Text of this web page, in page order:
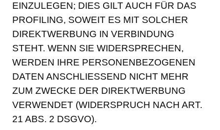
EINZULEGEN; DIES GILT AUCH FÜR DAS
PROFILING, SOWEIT ES MIT SOLCHER
DIREKTWERBUNG IN VERBINDUNG
STEHT. WENN SIE WIDERSPRECHEN,
WERDEN IHRE PERSONENBEZOGENEN
DATEN ANSCHLIESSEND NICHT MEHR
ZUM ZWECKE DER DIREKTWERBUNG
VERWENDET (WIDERSPRUCH NACH ART.
21 ABS. 2 DSGVO).